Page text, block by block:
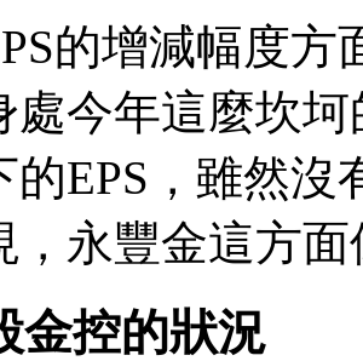
的增減幅度
處今年這麼坎
的EPS，雖然
，永豐金這方
金控的狀況